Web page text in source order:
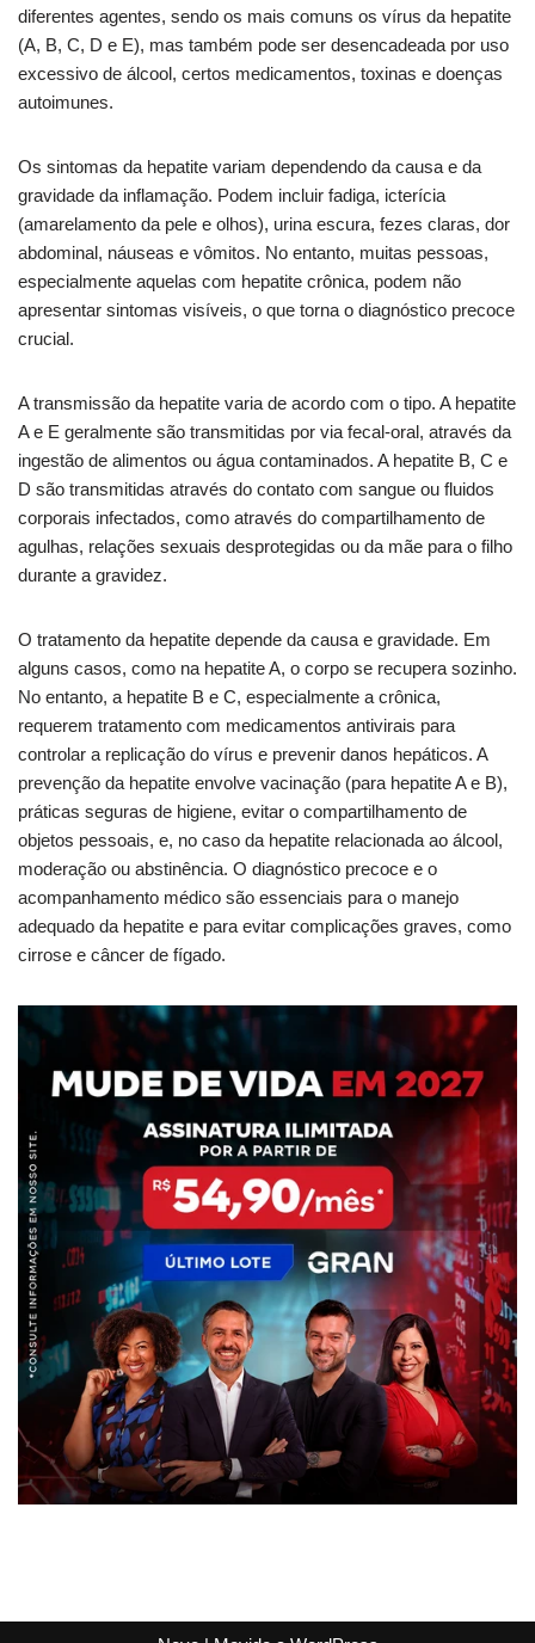
diferentes agentes, sendo os mais comuns os vírus da hepatite
(A, B, C, D e E), mas também pode ser desencadeada por uso
excessivo de álcool, certos medicamentos, toxinas e doenças
autoimunes.
Os sintomas da hepatite variam dependendo da causa e da
gravidade da inflamação. Podem incluir fadiga, icterícia
(amarelamento da pele e olhos), urina escura, fezes claras, dor
abdominal, náuseas e vômitos. No entanto, muitas pessoas,
especialmente aquelas com hepatite crônica, podem não
apresentar sintomas visíveis, o que torna o diagnóstico precoce
crucial.
A transmissão da hepatite varia de acordo com o tipo. A hepatite
A e E geralmente são transmitidas por via fecal-oral, através da
ingestão de alimentos ou água contaminados. A hepatite B, C e
D são transmitidas através do contato com sangue ou fluidos
corporais infectados, como através do compartilhamento de
agulhas, relações sexuais desprotegidas ou da mãe para o filho
durante a gravidez.
O tratamento da hepatite depende da causa e gravidade. Em
alguns casos, como na hepatite A, o corpo se recupera sozinho.
No entanto, a hepatite B e C, especialmente a crônica,
requerem tratamento com medicamentos antivirais para
controlar a replicação do vírus e prevenir danos hepáticos. A
prevenção da hepatite envolve vacinação (para hepatite A e B),
práticas seguras de higiene, evitar o compartilhamento de
objetos pessoais, e, no caso da hepatite relacionada ao álcool,
moderação ou abstinência. O diagnóstico precoce e o
acompanhamento médico são essenciais para o manejo
adequado da hepatite e para evitar complicações graves, como
cirrose e câncer de fígado.